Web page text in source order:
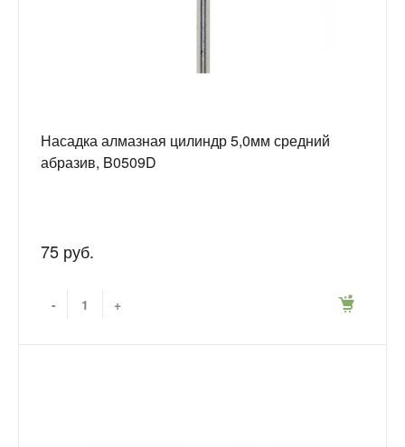
Насадка алмазная цилиндр 5,0мм средний
абразив, B0509D
75 руб.
- +